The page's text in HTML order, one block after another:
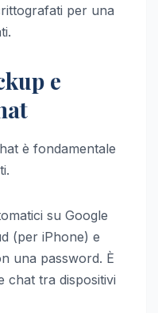
per una
e
è fondamentale
su Google
(per iPhone) e
una password. È
chat tra dispositivi